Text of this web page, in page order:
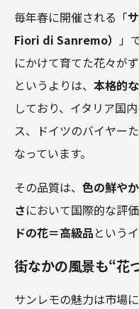
毎年春に開催される「
Fiori di Sanremo） 」
にかけて育てた花々が
というよりは、 本格的
しており、イタリア国
ス、ドイツのバイヤー
なっています。
その品質は、 色の鮮や
さにおいて国際的な評
ドの花＝高級品という
街なかの風景も“花
サンレモの魅力は市場に